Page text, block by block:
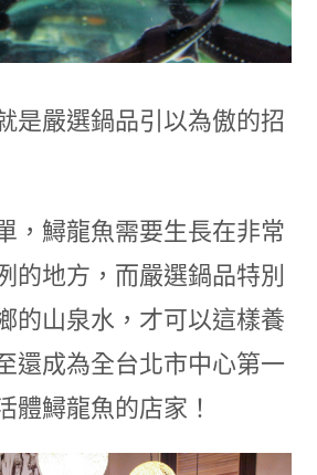
是嚴選鍋品引以為傲的招
，鱘龍魚需要生長在非常
的地方，而嚴選鍋品特別
的山泉水，才可以這樣養
還成為全台北市中心第一
體鱘龍魚的店家！